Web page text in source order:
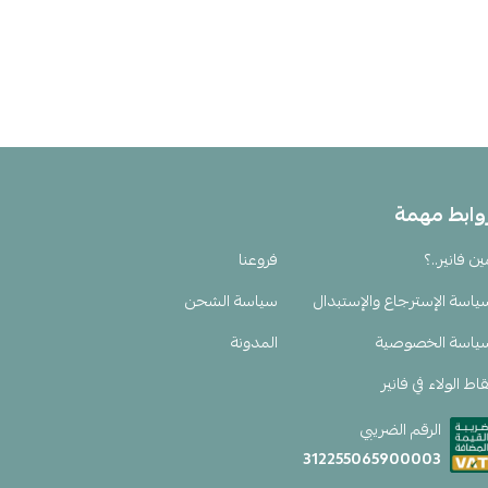
مهمة
فانير..؟
فروعنا
الإسترجاع والإستبدال
سياسة الشحن
الخصوصية
المدونة
الولاء في فانير
الرقم الضريبي
312255065900003